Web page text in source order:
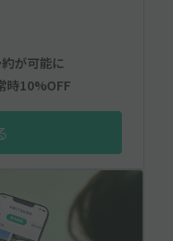
が可能に
時10%OFF